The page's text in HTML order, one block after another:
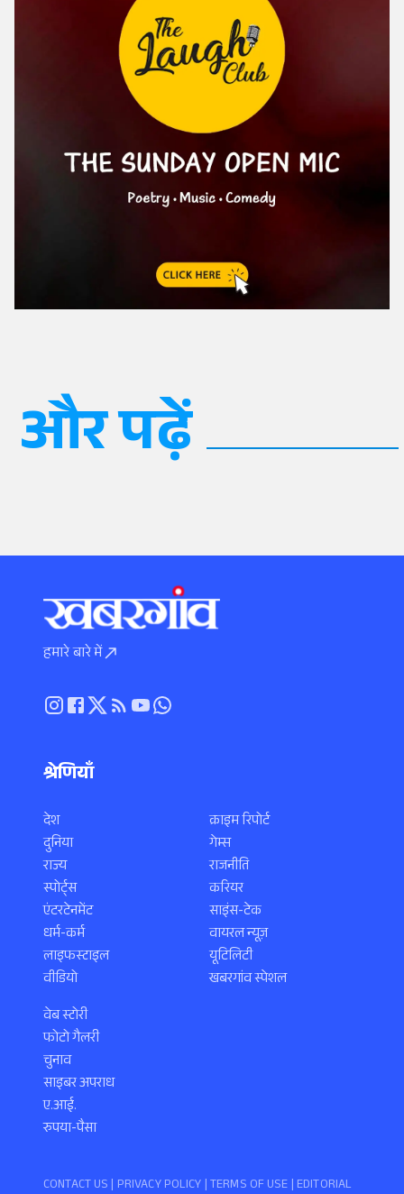
और पढ़ें
हमारे बारे में
श्रेणियाँ
देश
दुनिया
राज्य
स्पोर्ट्स
एंटरटेनमेंट
धर्म-कर्म
लाइफस्टाइल
वीडियो
क्राइम रिपोर्ट
गेम्स
राजनीति
करियर
साइंस-टेक
वायरल न्यूज़
यूटिलिटी
खबरगांव स्पेशल
वेब स्टोरी
फोटो गैलरी
चुनाव
साइबर अपराध
ए.आई.
रुपया-पैसा
CONTACT US | PRIVACY POLICY |TERMS OF USE | EDITORIAL